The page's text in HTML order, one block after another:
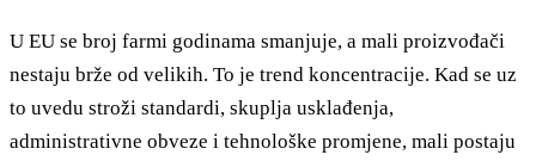
U EU se broj farmi godinama smanjuje, a mali proizvođači
nestaju brže od velikih. To je trend koncentracije. Kad se uz
to uvedu stroži standardi, skuplja usklađenja,
administrativne obveze i tehnološke promjene, mali postaju